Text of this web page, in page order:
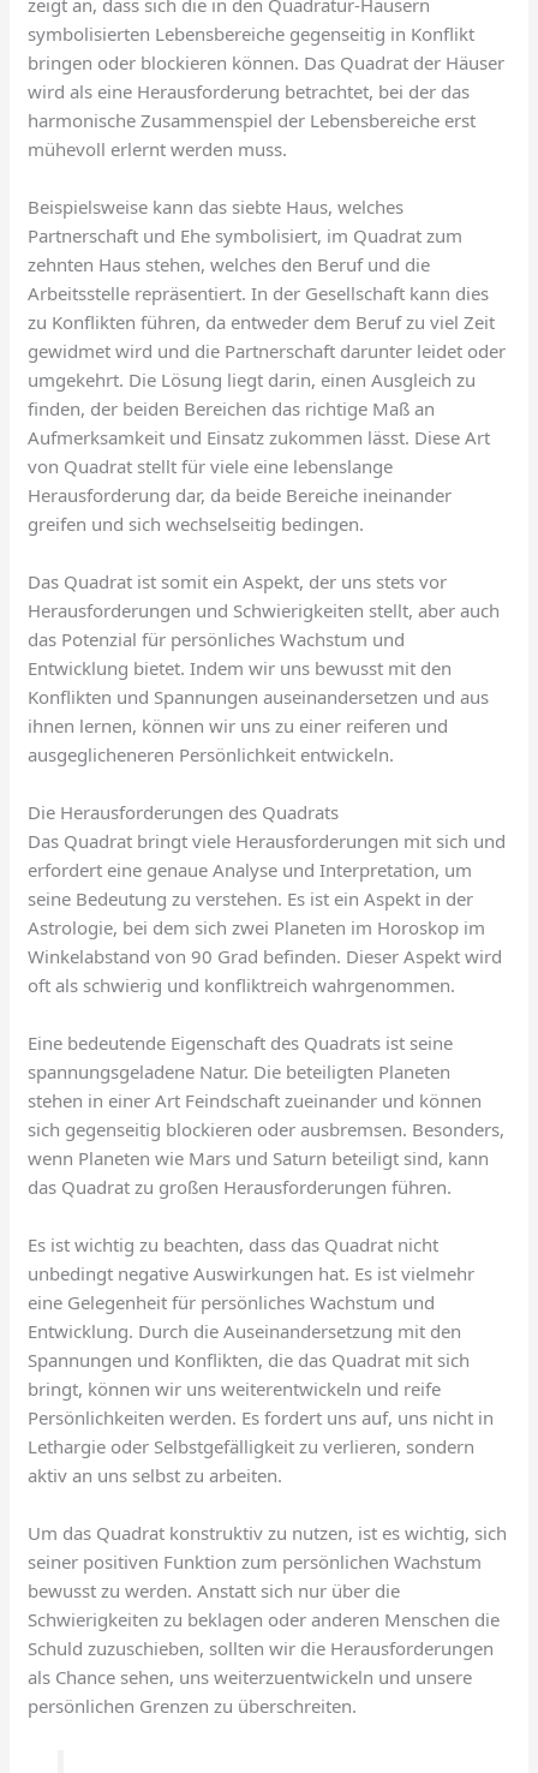
zeigt an, dass sich die in den Quadratur-Häusern
symbolisierten Lebensbereiche gegenseitig in Konflikt
bringen oder blockieren können. Das Quadrat der Häuser
wird als eine Herausforderung betrachtet, bei der das
harmonische Zusammenspiel der Lebensbereiche erst
mühevoll erlernt werden muss.
Beispielsweise kann das siebte Haus, welches
Partnerschaft und Ehe symbolisiert, im Quadrat zum
zehnten Haus stehen, welches den Beruf und die
Arbeitsstelle repräsentiert. In der Gesellschaft kann dies
zu Konflikten führen, da entweder dem Beruf zu viel Zeit
gewidmet wird und die Partnerschaft darunter leidet oder
umgekehrt. Die Lösung liegt darin, einen Ausgleich zu
finden, der beiden Bereichen das richtige Maß an
Aufmerksamkeit und Einsatz zukommen lässt. Diese Art
von Quadrat stellt für viele eine lebenslange
Herausforderung dar, da beide Bereiche ineinander
greifen und sich wechselseitig bedingen.
Das Quadrat ist somit ein Aspekt, der uns stets vor
Herausforderungen und Schwierigkeiten stellt, aber auch
das Potenzial für persönliches Wachstum und
Entwicklung bietet. Indem wir uns bewusst mit den
Konflikten und Spannungen auseinandersetzen und aus
ihnen lernen, können wir uns zu einer reiferen und
ausgeglicheneren Persönlichkeit entwickeln.
Die Herausforderungen des Quadrats
Das Quadrat bringt viele Herausforderungen mit sich und
erfordert eine genaue Analyse und Interpretation, um
seine Bedeutung zu verstehen. Es ist ein Aspekt in der
Astrologie, bei dem sich zwei Planeten im Horoskop im
Winkelabstand von 90 Grad befinden. Dieser Aspekt wird
oft als schwierig und konfliktreich wahrgenommen.
Eine bedeutende Eigenschaft des Quadrats ist seine
spannungsgeladene Natur. Die beteiligten Planeten
stehen in einer Art Feindschaft zueinander und können
sich gegenseitig blockieren oder ausbremsen. Besonders,
wenn Planeten wie Mars und Saturn beteiligt sind, kann
das Quadrat zu großen Herausforderungen führen.
Es ist wichtig zu beachten, dass das Quadrat nicht
unbedingt negative Auswirkungen hat. Es ist vielmehr
eine Gelegenheit für persönliches Wachstum und
Entwicklung. Durch die Auseinandersetzung mit den
Spannungen und Konflikten, die das Quadrat mit sich
bringt, können wir uns weiterentwickeln und reife
Persönlichkeiten werden. Es fordert uns auf, uns nicht in
Lethargie oder Selbstgefälligkeit zu verlieren, sondern
aktiv an uns selbst zu arbeiten.
Um das Quadrat konstruktiv zu nutzen, ist es wichtig, sich
seiner positiven Funktion zum persönlichen Wachstum
bewusst zu werden. Anstatt sich nur über die
Schwierigkeiten zu beklagen oder anderen Menschen die
Schuld zuzuschieben, sollten wir die Herausforderungen
als Chance sehen, uns weiterzuentwickeln und unsere
persönlichen Grenzen zu überschreiten.